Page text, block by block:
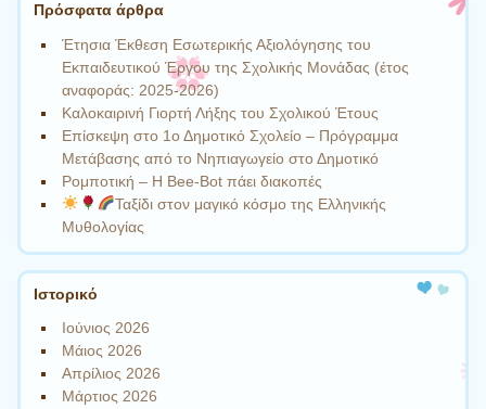
Πρόσφατα άρθρα
Έτησια Έκθεση Εσωτερικής Αξιολόγησης του
Εκπαιδευτικού Έργου της Σχολικής Μονάδας (έτος
αναφοράς: 2025-2026)
Καλοκαιρινή Γιορτή Λήξης του Σχολικού Έτους
Επίσκεψη στο 1ο Δημοτικό Σχολείο – Πρόγραμμα
Μετάβασης από το Νηπιαγωγείο στο Δημοτικό
Ρομποτική – Η Bee-Bot πάει διακοπές
Ταξίδι στον μαγικό κόσμο της Ελληνικής
Μυθολογίας
Ιστορικό
Ιούνιος 2026
Μάιος 2026
Απρίλιος 2026
Μάρτιος 2026